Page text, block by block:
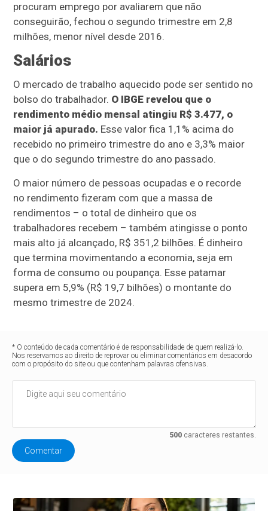
procuram emprego por avaliarem que não
conseguirão, fechou o segundo trimestre em 2,8
milhões, menor nível desde 2016.
Salários
O mercado de trabalho aquecido pode ser sentido no
bolso do trabalhador. O IBGE revelou que o
rendimento médio mensal atingiu R$ 3.477, o
maior já apurado. Esse valor fica 1,1% acima do
recebido no primeiro trimestre do ano e 3,3% maior
que o do segundo trimestre do ano passado.
O maior número de pessoas ocupadas e o recorde
no rendimento fizeram com que a massa de
rendimentos – o total de dinheiro que os
trabalhadores recebem – também atingisse o ponto
mais alto já alcançado, R$ 351,2 bilhões. É dinheiro
que termina movimentando a economia, seja em
forma de consumo ou poupança. Esse patamar
supera em 5,9% (R$ 19,7 bilhões) o montante do
mesmo trimestre de 2024.
* O conteúdo de cada comentário é de responsabilidade de quem realizá-lo.
Nos reservamos ao direito de reprovar ou eliminar comentários em desacordo
com o propósito do site ou que contenham palavras ofensivas.
500caracteres restantes.
Comentar